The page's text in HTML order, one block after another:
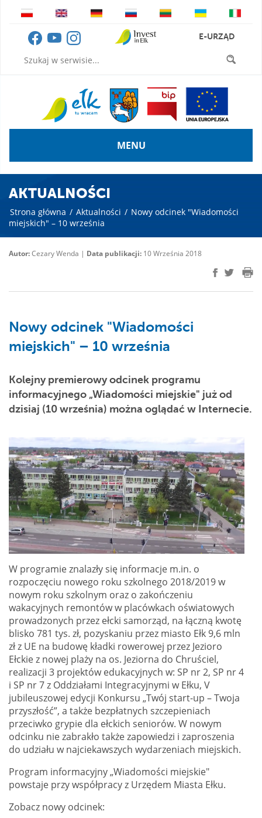
E-URZĄD
MENU
AKTUALNOŚCI
Strona główna / Aktualności / Nowy odcinek "Wiadomości
miejskich" – 10 września
Autor:Cezary Wenda | Data publikacji: 10 Września 2018
Nowy odcinek "Wiadomości
miejskich" – 10 września
Kolejny premierowy odcinek programu
informacyjnego „Wiadomości miejskie" już od
dzisiaj (10 września) można oglądać w Internecie.
W programie znalazły się informacje m.in. o
rozpoczęciu nowego roku szkolnego 2018/2019 w
nowym roku szkolnym oraz o zakończeniu
wakacyjnych remontów w placówkach oświatowych
prowadzonych przez ełcki samorząd, na łączną kwotę
blisko 781 tys. zł, pozyskaniu przez miasto Ełk 9,6 mln
zł z UE na budowę kładki rowerowej przez Jezioro
Ełckie z nowej plaży na os. Jeziorna do Chruściel,
realizacji 3 projektów edukacyjnych w: SP nr 2, SP nr 4
i SP nr 7 z Oddziałami Integracyjnymi w Ełku, V
jubileuszowej edycji Konkursu „Twój start-up – Twoja
przyszłość”, a także bezpłatnych szczepieniach
przeciwko grypie dla ełckich seniorów. W nowym
odcinku nie zabrakło także zapowiedzi i zaproszenia
do udziału w najciekawszych wydarzeniach miejskich.
Program informacyjny „Wiadomości miejskie"
powstaje przy współpracy z Urzędem Miasta Ełku.
Zobacz nowy odcinek: